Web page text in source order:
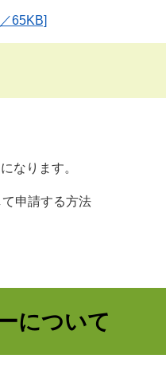
65KB]
なります。
申請する方法
について